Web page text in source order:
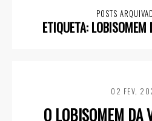
POSTS
ETIQUETA: LOBISOMEM
02 FEV,
O LOBISOMEM DA